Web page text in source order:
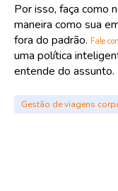
Por isso, faça como
maneira como sua
fora do padrão. Fale
uma política
entende do assunto.
Gestão de viagens